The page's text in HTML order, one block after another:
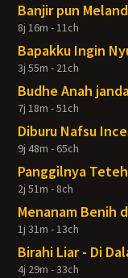
Banjir pun
8j 16m - 11ch
Bapakku Ingin
3j 55m - 21ch
Budhe Anah
7j 18m - 51ch
Diburu Nafsu
9j 48m - 65ch
Panggilnya
2j 51m - 8ch
Menanam Benih
1j 31m - 13ch
Birahi Liar - Di
4j 29m - 33ch